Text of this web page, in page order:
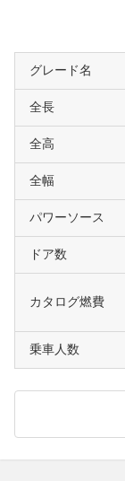
グレード名
全長
全高
全幅
パワーソース
ドア数
カタログ燃費
乗車人数